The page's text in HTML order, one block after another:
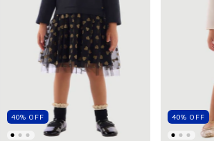
40% OFF 40% OFF